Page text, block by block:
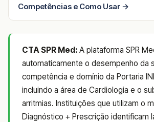
Competências e Como Usar →
CTA SPR Med: A plataforma SPR
automaticamente o desempenho da
competência e domínio da Portaria
incluindo a área de Cardiologia e o
arritmias. Instituições que utilizam o
Diagnóstico + Prescrição identificam